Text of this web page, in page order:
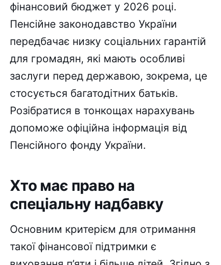
фінансовий бюджет у 2026 році.
Пенсійне законодавство України
передбачає низку соціальних гарантій
для громадян, які мають особливі
заслуги перед державою, зокрема, це
стосується багатодітних батьків.
Розібратися в тонкощах нарахувань
допоможе офіційна інформація від
Пенсійного фонду України.
Хто має право на
спеціальну надбавку
Основним критерієм для отримання
такої фінансової підтримки є